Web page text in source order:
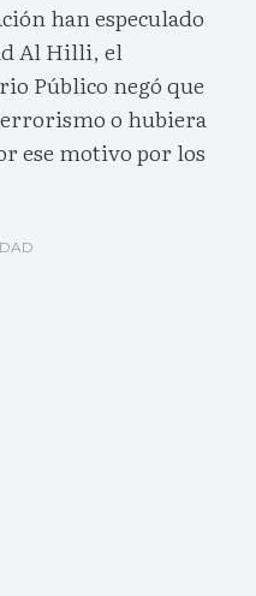
han especulado
Al Hilli, el
Público negó que
o hubiera
ese motivo por los